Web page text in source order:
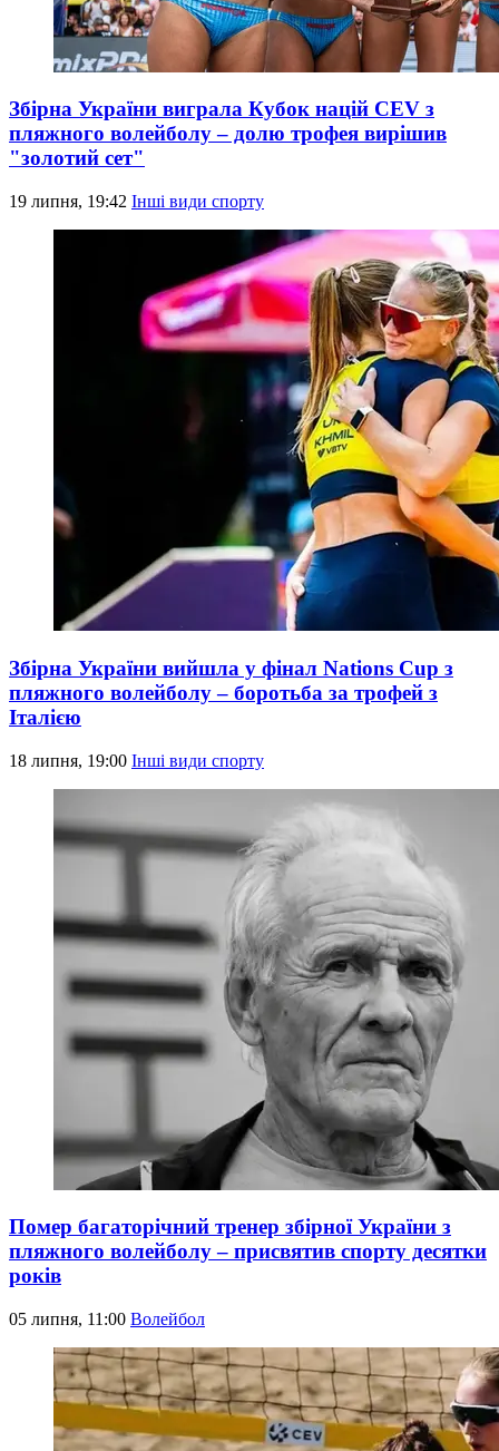
Збірна України виграла Кубок націй CEV з
пляжного волейболу – долю трофея вирішив
"золотий сет"
19 липня, 19:42 Інші види спорту
Збірна України вийшла у фінал Nations Cup з
пляжного волейболу – боротьба за трофей з
Італією
18 липня, 19:00 Інші види спорту
Помер багаторічний тренер збірної України з
пляжного волейболу – присвятив спорту десятки
років
05 липня, 11:00 Волейбол